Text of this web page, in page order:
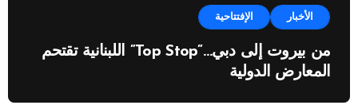
الأخبار الإفتتاحية
من بيروت إلى دبي…”Top Stop” اللبنانية تقتحم
المعارض الدولية